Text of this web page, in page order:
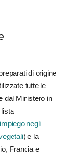
di origine
tutte le
dal Ministero in
lista
negli
) e la
Francia e